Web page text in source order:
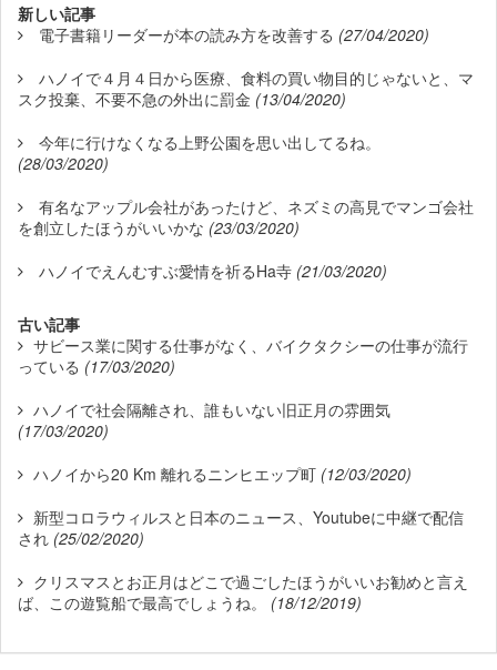
新しい記事
電子書籍リーダーが本の読み方を改善する (27/04/2020)
ハノイで４月４日から医療、食料の買い物目的じゃないと、マ
スク投棄、不要不急の外出に罰金 (13/04/2020)
今年に行けなくなる上野公園を思い出してるね。
(28/03/2020)
有名なアップル会社があったけど、ネズミの高見でマンゴ会社
を創立したほうがいいかな (23/03/2020)
ハノイでえんむすぶ愛情を祈るHa寺 (21/03/2020)
古い記事
サビース業に関する仕事がなく、バイクタクシーの仕事が流行
っている (17/03/2020)
ハノイで社会隔離され、誰もいない旧正月の雰囲気
(17/03/2020)
ハノイから20 Km 離れるニンヒエップ町 (12/03/2020)
新型コロラウィルスと日本のニュース、Youtubeに中継で配信
され (25/02/2020)
クリスマスとお正月はどこで過ごしたほうがいいお勧めと言え
ば、この遊覧船で最高でしょうね。
(18/12/2019)